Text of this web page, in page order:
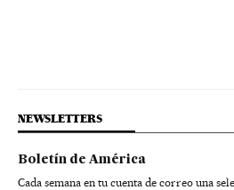
NEWSLETTERS
Boletín de América
Cada semana en tu cuenta de correo una